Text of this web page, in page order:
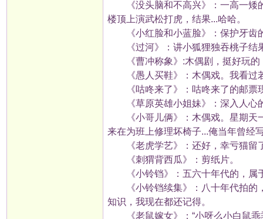
《没头脑和不高兴》：一高一矮的
楼顶上演武松打虎，结果...哈哈。
《小红脸和小蓝脸》：保护牙齿
《过河》：讲小狐狸独吞桃子结果
《曹冲称象》:木偶剧，挺好玩的
《愚人买鞋》：木偶戏。我看过
《咕咚来了》：咕咚来了的邮票
《草原英雄小姐妹》：深入人心
《小哥儿俩》：木偶戏。星期天一
来在为班上修理坏椅子...俺当年曾经
《老虎学艺》：还好，幸亏猫留
《刺猬背西瓜》：剪纸片。
《小铃铛》：五六十年代的，属
《小铃铛续集》：八十年代拍的，
知识，我现在都还记得。
《老鼠嫁女》：“小呀么小白鼠乖